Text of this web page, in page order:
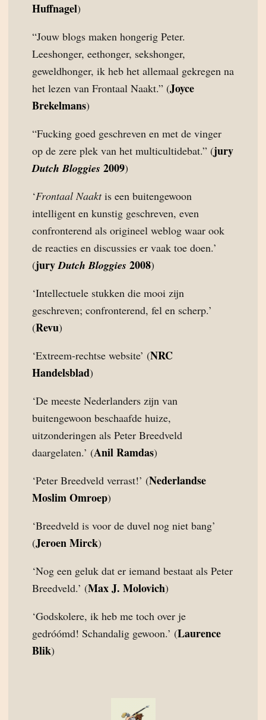
Huffnagel)
“Jouw blogs maken hongerig Peter.
Leeshonger, eethonger, sekshonger,
geweldhonger, ik heb het allemaal gekregen na
het lezen van Frontaal Naakt.” (Joyce
Brekelmans)
“Fucking goed geschreven en met de vinger
op de zere plek van het multicultidebat.” (jury
Dutch Bloggies 2009)
‘Frontaal Naaktis een buitengewoon
intelligent en kunstig geschreven, even
confronterend als origineel weblog waar ook
de reacties en discussies er vaak toe doen.’
(juryDutch Bloggies 2008)
‘Intellectuele stukken die mooi zijn
geschreven; confronterend, fel en scherp.’
(Revu)
‘Extreem-rechtse website’ (NRC
Handelsblad)
‘De meeste Nederlanders zijn van
buitengewoon beschaafde huize,
uitzonderingen als Peter Breedveld
daargelaten.’ (Anil Ramdas)
‘Peter Breedveld verrast!’ (Nederlandse
Moslim Omroep)
‘Breedveld is voor de duvel nog niet bang’
(Jeroen Mirck)
‘Nog een geluk dat er iemand bestaat als Peter
Breedveld.’ (Max J. Molovich)
‘Godskolere, ik heb me toch over je
gedróómd! Schandalig gewoon.’ (Laurence
Blik)